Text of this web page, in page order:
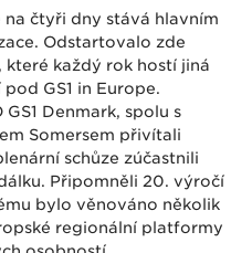
čtyři dny stává hlavním
Odstartovalo zde
každý rok hostí jiná
GS1 in Europe.
Denmark, spolu s
Somersem přivítali
schůze zúčastnili
Připomněli 20. výročí
bylo věnováno několik
regionální platformy